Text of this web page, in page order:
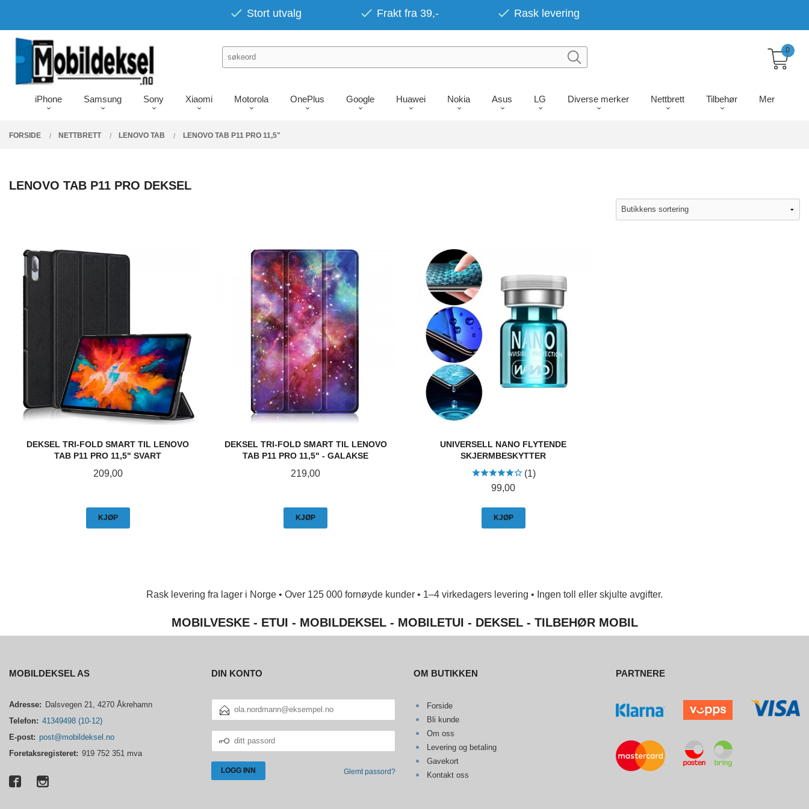
innholdet
Stort utvalg Frakt fra 39,- Rask levering
iPhone Samsung Sony Xiaomi Motorola OnePlus Google Huawei Nokia Asus LG Diverse merker Nettbrett Tilbehør Mer
0
FORSIDE NETTBRETT LENOVO TAB LENOVO TAB P11 PRO 11,5"
LENOVO TAB P11 PRO DEKSEL
DEKSEL TRI-FOLD SMART TIL LENOVO
TAB P11 PRO 11,5" SVART
Pris
209,00
KJØP
DEKSEL TRI-FOLD SMART TIL LENOVO
TAB P11 PRO 11,5" - GALAKSE
Pris
219,00
KJØP
UNIVERSELL NANO FLYTENDE
SKJERMBESKYTTER
(1)
Pris
99,00
KJØP
Rask levering fra lager i Norge • Over 125 000 fornøyde kunder • 1–4 virkedagers levering • Ingen toll eller skjulte avgifter.
MOBILVESKE - ETUI - MOBILDEKSEL - MOBILETUI - DEKSEL - TILBEHØR MOBIL
MOBILDEKSEL AS
Adresse: Dalsvegen 21, 4270 Åkrehamn
Telefon: 41349498 (10-12)
E-post: post@mobildeksel.no
Foretaksregisteret: 919 752 351 mva
DIN KONTO
POSTADRESSE
PASSORD
Glemt passord?
OM BUTIKKEN
Forside
Bli kunde
Om oss
Levering og betaling
Gavekort
Kontakt oss
PARTNERE